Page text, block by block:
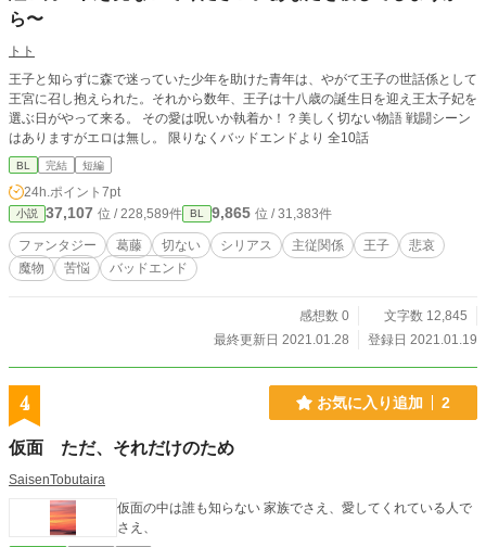
ら〜
トト
王子と知らずに森で迷っていた少年を助けた青年は、やがて王子の世話係として
王宮に召し抱えられた。それから数年、王子は十八歳の誕生日を迎え王太子妃を
選ぶ日がやって来る。 その愛は呪いか執着か！？美しく切ない物語 戦闘シーン
はありますがエロは無し。 限りなくバッドエンドより 全10話
BL 完結 短編
24h.ポイント 7pt
小説 37,107 位 / 228,589件 BL 9,865 位 / 31,383件
ファンタジー 葛藤 切ない シリアス 主従関係 王子
悲哀
魔物
苦悩 バッドエンド
感想数 0
文字数 12,845
最終更新日 2021.01.28
登録日 2021.01.19
4 お気に入り追加 2
仮面 ただ、それだけのため
SaisenTobutaira
仮面の中は誰も知らない 家族でさえ、愛してくれている人で
さえ、